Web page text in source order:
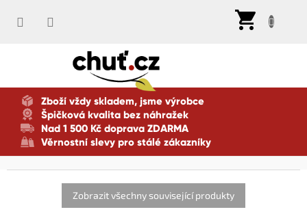
Zboží vždy skladem, jsme výrobce
Špičková kvalita bez náhražek
Nad 1 500 Kč doprava ZDARMA
Věrnostní slevy pro stálé zákazníky
Zobrazit všechny související produkty